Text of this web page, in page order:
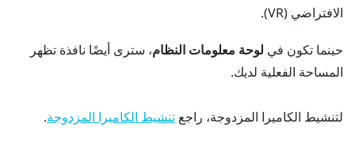
الافتراضي (VR).
حينما تكون في لوحة معلومات النظام، سترى أيضًا نافذة تظهر
المساحة الفعلية لديك.
لتنشيط الكاميرا المزدوجة، راجع تنشيط الكاميرا المزدوجة.